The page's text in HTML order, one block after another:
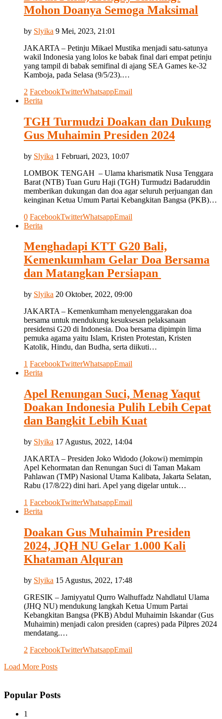
Mohon Doanya Semoga Maksimal
by Slyika 9 Mei, 2023, 21:01
JAKARTA – Petinju Mikael Mustika menjadi satu-satunya
wakil Indonesia yang lolos ke babak final dari empat petinju
yang tampil di babak semifinal di ajang SEA Games ke-32
Kamboja, pada Selasa (9/5/23).…
2 FacebookTwitterWhatsappEmail
Berita
TGH Turmudzi Doakan dan Dukung
Gus Muhaimin Presiden 2024
by Slyika 1 Februari, 2023, 10:07
LOMBOK TENGAH – Ulama kharismatik Nusa Tenggara
Barat (NTB) Tuan Guru Haji (TGH) Turmudzi Badaruddin
memberikan dukungan dan doa agar seluruh perjuangan dan
keinginan Ketua Umum Partai Kebangkitan Bangsa (PKB)…
0 FacebookTwitterWhatsappEmail
Berita
Menghadapi KTT G20 Bali,
Kemenkumham Gelar Doa Bersama
dan Matangkan Persiapan
by Slyika 20 Oktober, 2022, 09:00
JAKARTA – Kemenkumham menyelenggarakan doa
bersama untuk mendukung kesuksesan pelaksanaan
presidensi G20 di Indonesia. Doa bersama dipimpin lima
pemuka agama yaitu Islam, Kristen Protestan, Kristen
Katolik, Hindu, dan Budha, serta diikuti…
1 FacebookTwitterWhatsappEmail
Berita
Apel Renungan Suci, Menag Yaqut
Doakan Indonesia Pulih Lebih Cepat
dan Bangkit Lebih Kuat
by Slyika 17 Agustus, 2022, 14:04
JAKARTA – Presiden Joko Widodo (Jokowi) memimpin
Apel Kehormatan dan Renungan Suci di Taman Makam
Pahlawan (TMP) Nasional Utama Kalibata, Jakarta Selatan,
Rabu (17/8/22) dini hari. Apel yang digelar untuk…
1 FacebookTwitterWhatsappEmail
Berita
Doakan Gus Muhaimin Presiden
2024, JQH NU Gelar 1.000 Kali
Khataman Alquran
by Slyika 15 Agustus, 2022, 17:48
GRESIK – Jamiyyatul Qurro Walhuffadz Nahdlatul Ulama
(JHQ NU) mendukung langkah Ketua Umum Partai
Kebangkitan Bangsa (PKB) Abdul Muhaimin Iskandar (Gus
Muhaimin) menjadi calon presiden (capres) pada Pilpres 2024
mendatang.…
2 FacebookTwitterWhatsappEmail
Load More Posts
Popular Posts
1